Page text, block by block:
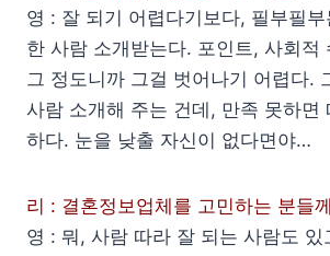
영 : 잘 되기 어렵다기보다, 필부필
한 사람 소개받는다. 포인트, 사회적
그 정도니까 그걸 벗어나기 어렵다.
사람 소개해 주는 건데, 만족 못하면
하다. 눈을 낮출 자신이 없다면야…
리 : 결혼정보업체를 고민하는 분들
영 : 뭐, 사람 따라 잘 되는 사람도 있